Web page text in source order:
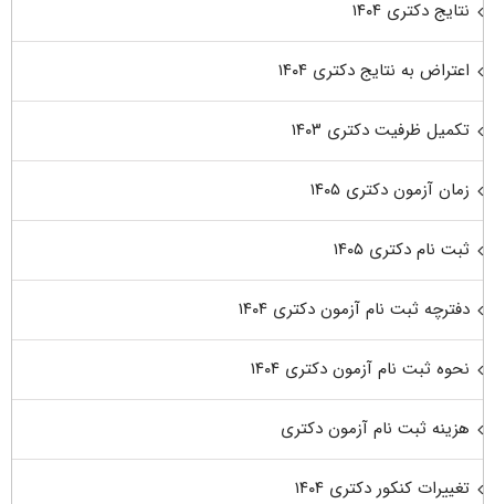
نتایج دکتری ۱۴۰۴
اعتراض به نتایج دکتری ۱۴۰۴
تکمیل ظرفیت دکتری ۱۴۰۳
زمان آزمون دکتری ۱۴۰۵
ثبت نام دکتری ۱۴۰۵
دفترچه ثبت نام آزمون دکتری ۱۴۰۴
نحوه ثبت نام آزمون دکتری ۱۴۰۴
هزینه ثبت نام آزمون دکتری
تغییرات کنکور دکتری ۱۴۰۴